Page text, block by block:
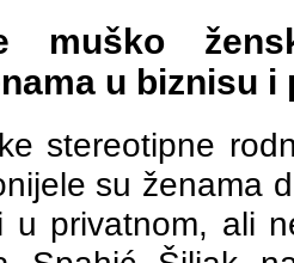
muško
u biznisu i
stereotipne
su ženama
u privatnom, ali